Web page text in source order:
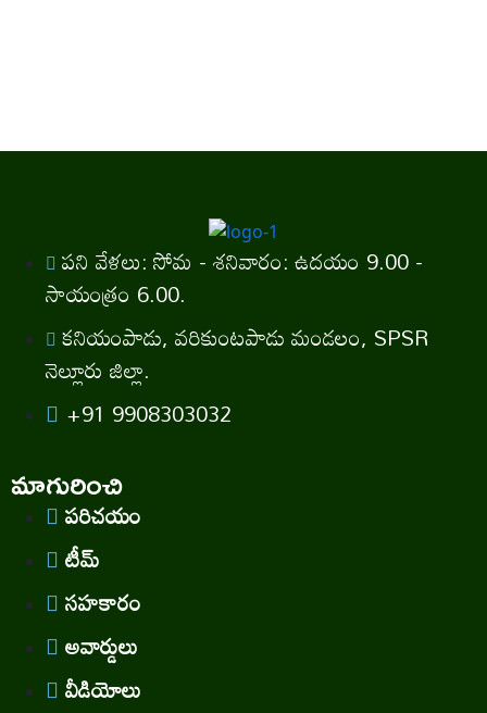
పని వేళలు: సోమ - శనివారం: ఉదయం 9.00 -
సాయంత్రం 6.00.
కనియంపాడు, వరికుంటపాడు మండలం, SPSR
నెల్లూరు జిల్లా.
+91 9908303032
మాగురించి
పరిచయం
టీమ్
సహకారం
అవార్డులు
వీడియోలు